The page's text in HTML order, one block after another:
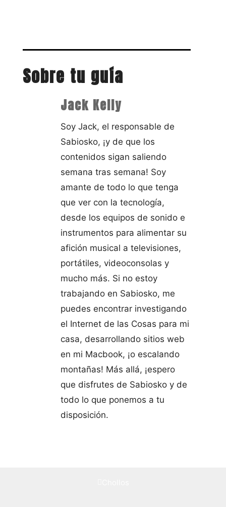
Sobre tu guía
Jack Kelly
Soy Jack, el responsable de
Sabiosko, ¡y de que los
contenidos sigan saliendo
semana tras semana! Soy
amante de todo lo que tenga
que ver con la tecnología,
desde los equipos de sonido e
instrumentos para alimentar su
afición musical a televisiones,
portátiles, videoconsolas y
mucho más. Si no estoy
trabajando en Sabiosko, me
puedes encontrar investigando
el Internet de las Cosas para mi
casa, desarrollando sitios web
en mi Macbook, ¡o escalando
montañas! Más allá, ¡espero
que disfrutes de Sabiosko y de
todo lo que ponemos a tu
disposición.